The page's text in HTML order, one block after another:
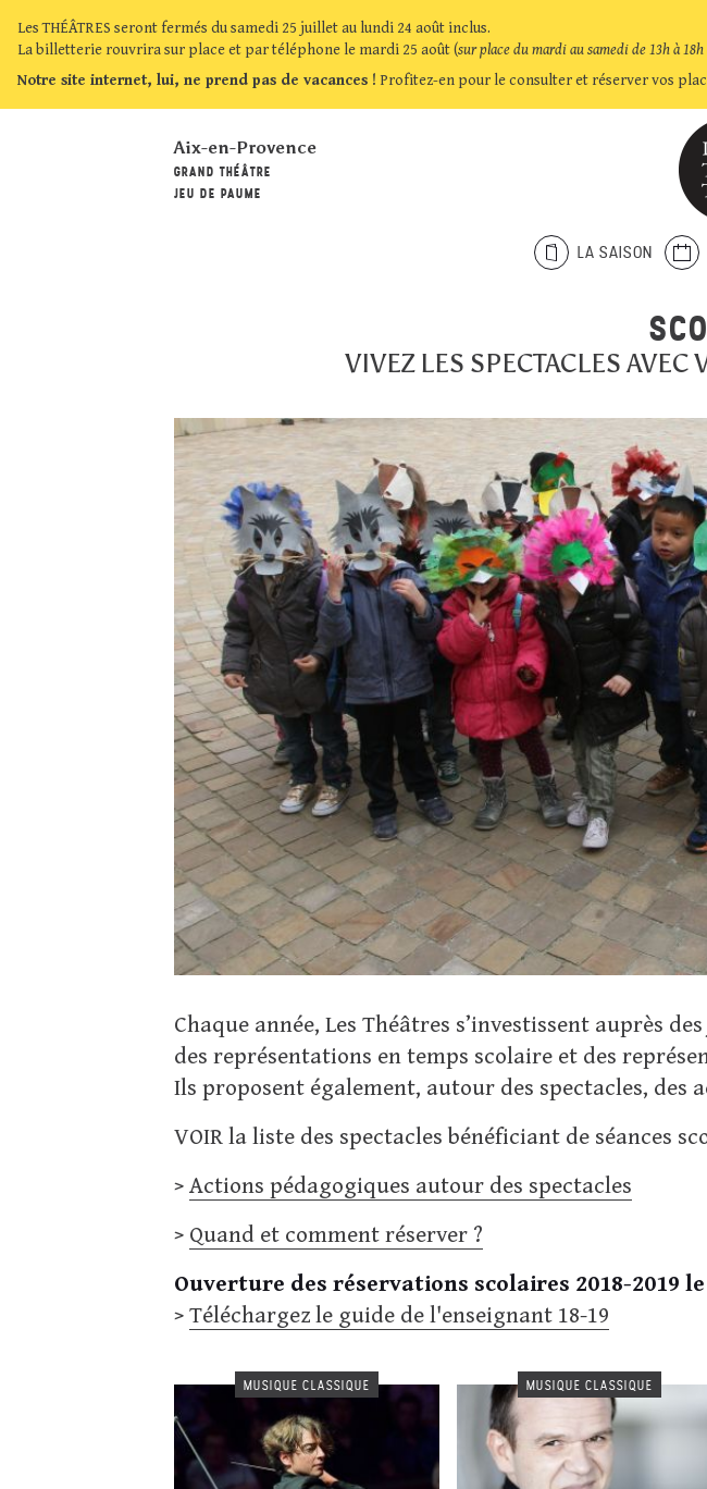
Les THÉÂTRES seront fermés du samedi 25 juillet au lundi 24 août inclus.
La billetterie rouvrira sur place et par téléphone le mardi 25 août (sur place du mardi au samedi de 13h à
Notre site internet, lui, ne prend pas de vacances ! Profitez-en pour le consulter et réserver vos
Aix-en-Provence
GRAND THÉÂTRE
JEU DE PAUME
LA SAISON
VIVEZ LES SPECTACLES
Chaque année, Les Théâtres s’investissent auprès
des représentations en temps scolaire et des
Ils proposent également, autour des spectacles, des
VOIR la liste des spectacles bénéficiant de séances
> Actions pédagogiques autour des spectacles
> Quand et comment réserver ?
Ouverture des réservations scolaires 2018-2019
> Téléchargez le guide de l'enseignant 18-19
MUSIQUE CLASSIQUE MUSIQUE CLASSIQUE